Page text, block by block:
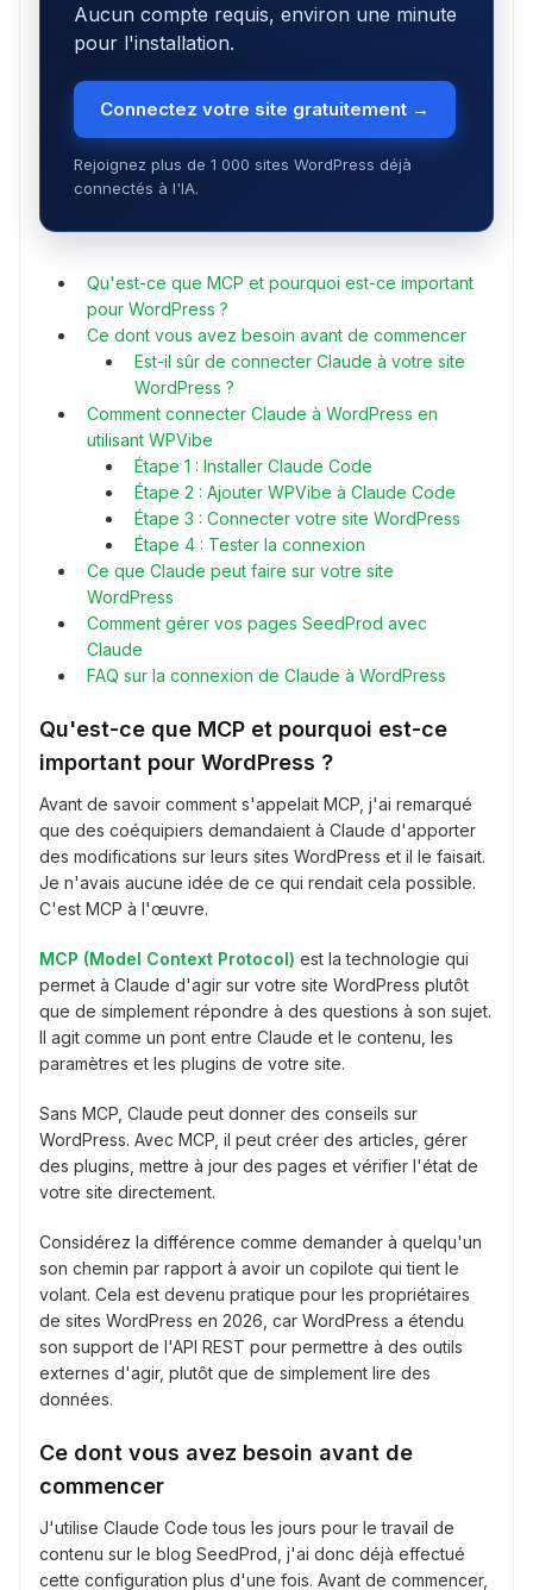
Aucun compte requis, environ une minute
pour l'installation.
Connectez votre site gratuitement →
Rejoignez plus de 1 000 sites WordPress déjà
connectés à l'IA.
Qu'est-ce que MCP et pourquoi est-ce important
pour WordPress ?
Ce dont vous avez besoin avant de commencer
Est-il sûr de connecter Claude à votre site
WordPress ?
Comment connecter Claude à WordPress en
utilisant WPVibe
Étape 1 : Installer Claude Code
Étape 2 : Ajouter WPVibe à Claude Code
Étape 3 : Connecter votre site WordPress
Étape 4 : Tester la connexion
Ce que Claude peut faire sur votre site
WordPress
Comment gérer vos pages SeedProd avec
Claude
FAQ sur la connexion de Claude à WordPress
Qu'est-ce que MCP et pourquoi est-ce
important pour WordPress ?
Avant de savoir comment s'appelait MCP, j'ai remarqué
que des coéquipiers demandaient à Claude d'apporter
des modifications sur leurs sites WordPress et il le faisait.
Je n'avais aucune idée de ce qui rendait cela possible.
C'est MCP à l'œuvre.
MCP (Model Context Protocol) est la technologie qui
permet à Claude d'agir sur votre site WordPress plutôt
que de simplement répondre à des questions à son sujet.
Il agit comme un pont entre Claude et le contenu, les
paramètres et les plugins de votre site.
Sans MCP, Claude peut donner des conseils sur
WordPress. Avec MCP, il peut créer des articles, gérer
des plugins, mettre à jour des pages et vérifier l'état de
votre site directement.
Considérez la différence comme demander à quelqu'un
son chemin par rapport à avoir un copilote qui tient le
volant. Cela est devenu pratique pour les propriétaires
de sites WordPress en 2026, car WordPress a étendu
son support de l'API REST pour permettre à des outils
externes d'agir, plutôt que de simplement lire des
données.
Ce dont vous avez besoin avant de
commencer
J'utilise Claude Code tous les jours pour le travail de
contenu sur le blog SeedProd, j'ai donc déjà effectué
cette configuration plus d'une fois. Avant de commencer,